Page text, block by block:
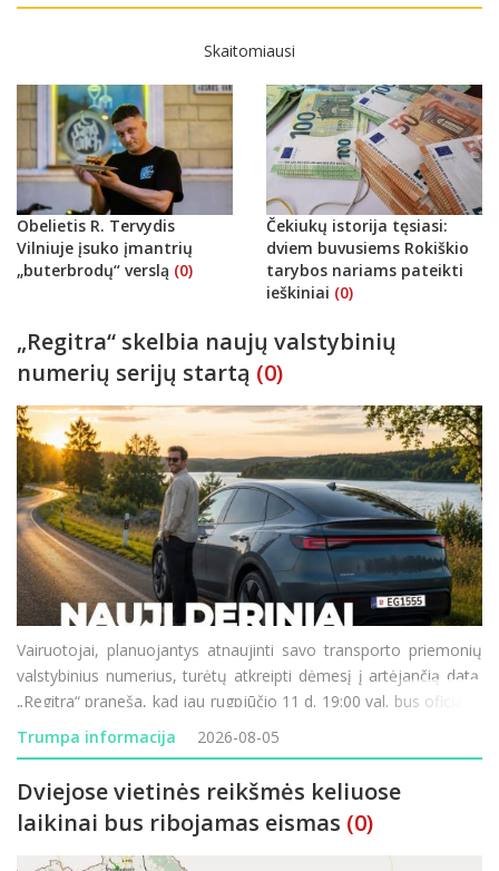
Skaitomiausi
Obelietis R. Tervydis
Vilniuje įsuko įmantrių
„buterbrodų“ verslą (0)
Čekiukų istorija tęsiasi:
dviem buvusiems Rokiškio
tarybos nariams pateikti
ieškiniai (0)
„Regitra“ skelbia naujų valstybinių
numerių serijų startą (0)
Vairuotojai, planuojantys atnaujinti savo transporto priemonių
valstybinius numerius, turėtų atkreipti dėmesį į artėjančią datą.
„Regitra“ praneša, kad jau rugpjūčio 11 d. 19:00 val. bus oficialiai
paleistos naujos valstybinių numerio ženklų serijos. Didžiausia
šio etapo n
Trumpa informacija 2026-08-05
Dviejose vietinės reikšmės keliuose
laikinai bus ribojamas eismas (0)